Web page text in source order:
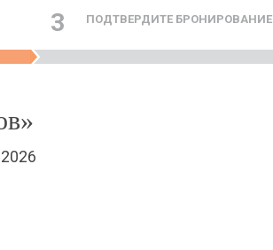
3 ПОДТВЕРДИТЕ БРОНИРОВАНИЕ